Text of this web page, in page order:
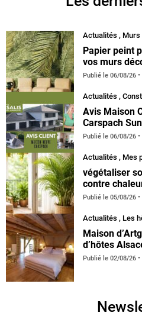
Actualités , Murs
Papier peint
vos murs
Publié le 06/08/26
Actualités ,
Avis Maison
Carspach
Publié le 06/08/26
Actualités , Mes
végétaliser
contre
Publié le 05/08/26
Actualités , Les
Maison
d’hôtes
Publié le 02/08/26